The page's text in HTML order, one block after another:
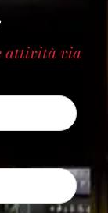
attività via